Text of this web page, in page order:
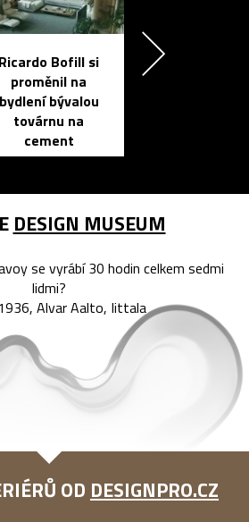
Ricardo Bofill si
proměnil na
bydlení bývalou
továrnu na
cement
DESIGN MUSEUM
se vyrábí 30 hodin celkem sedmi
lidmi?
Alvar Aalto, Iittala
OD DESIGNPRO.CZ